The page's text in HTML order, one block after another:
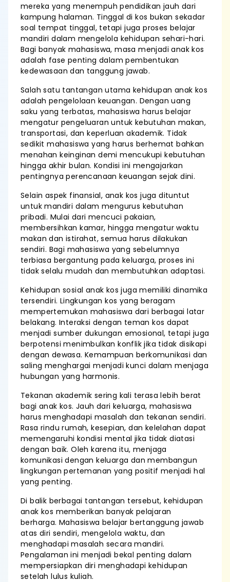
mereka yang menempuh pendidikan jauh dari
kampung halaman. Tinggal di kos bukan sekadar
soal tempat tinggal, tetapi juga proses belajar
mandiri dalam mengelola kehidupan sehari-hari.
Bagi banyak mahasiswa, masa menjadi anak kos
adalah fase penting dalam pembentukan
kedewasaan dan tanggung jawab.
Salah satu tantangan utama kehidupan anak kos
adalah pengelolaan keuangan. Dengan uang
saku yang terbatas, mahasiswa harus belajar
mengatur pengeluaran untuk kebutuhan makan,
transportasi, dan keperluan akademik. Tidak
sedikit mahasiswa yang harus berhemat bahkan
menahan keinginan demi mencukupi kebutuhan
hingga akhir bulan. Kondisi ini mengajarkan
pentingnya perencanaan keuangan sejak dini.
Selain aspek finansial, anak kos juga dituntut
untuk mandiri dalam mengurus kebutuhan
pribadi. Mulai dari mencuci pakaian,
membersihkan kamar, hingga mengatur waktu
makan dan istirahat, semua harus dilakukan
sendiri. Bagi mahasiswa yang sebelumnya
terbiasa bergantung pada keluarga, proses ini
tidak selalu mudah dan membutuhkan adaptasi.
Kehidupan sosial anak kos juga memiliki dinamika
tersendiri. Lingkungan kos yang beragam
mempertemukan mahasiswa dari berbagai latar
belakang. Interaksi dengan teman kos dapat
menjadi sumber dukungan emosional, tetapi juga
berpotensi menimbulkan konflik jika tidak disikapi
dengan dewasa. Kemampuan berkomunikasi dan
saling menghargai menjadi kunci dalam menjaga
hubungan yang harmonis.
Tekanan akademik sering kali terasa lebih berat
bagi anak kos. Jauh dari keluarga, mahasiswa
harus menghadapi masalah dan tekanan sendiri.
Rasa rindu rumah, kesepian, dan kelelahan dapat
memengaruhi kondisi mental jika tidak diatasi
dengan baik. Oleh karena itu, menjaga
komunikasi dengan keluarga dan membangun
lingkungan pertemanan yang positif menjadi hal
yang penting.
Di balik berbagai tantangan tersebut, kehidupan
anak kos memberikan banyak pelajaran
berharga. Mahasiswa belajar bertanggung jawab
atas diri sendiri, mengelola waktu, dan
menghadapi masalah secara mandiri.
Pengalaman ini menjadi bekal penting dalam
mempersiapkan diri menghadapi kehidupan
setelah lulus kuliah.